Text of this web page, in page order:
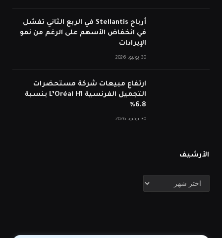
أرباح Stellantis في الربع الثاني تفشل
في انخفاض الأسهم على الرغم من نمو
الإيرادات
30 يوليو، 2026
ارتفاع مبيعات شركة مستحضرات
التجميل الفرنسية L’Oréal H1 بنسبة
6.8%
30 يوليو، 2026
الأرشيف
الأرشيف